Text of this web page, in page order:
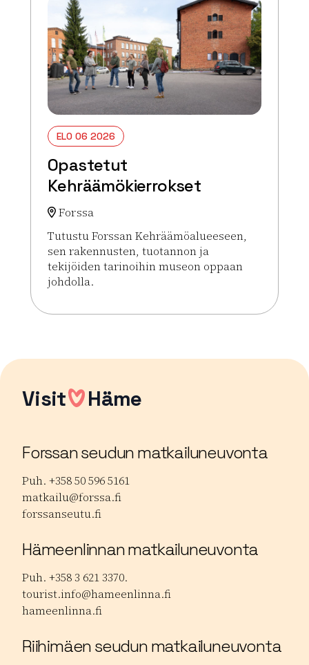
ELO 06 2026
Opastetut
Kehräämökierrokset
Forssa
Tutustu Forssan Kehräämöalueeseen,
sen rakennusten, tuotannon ja
tekijöiden tarinoihin museon oppaan
johdolla.
Lue lisää tapahtumasta Opastetut
Visit Häme
Forssan seudun matkailuneuvonta
Puh. +358 50 596 5161
matkailu@forssa.fi
forssanseutu.fi
Hämeenlinnan matkailuneuvonta
Puh. +358 3 621 3370.
tourist.info@hameenlinna.fi
hameenlinna.fi
Riihimäen seudun matkailuneuvonta